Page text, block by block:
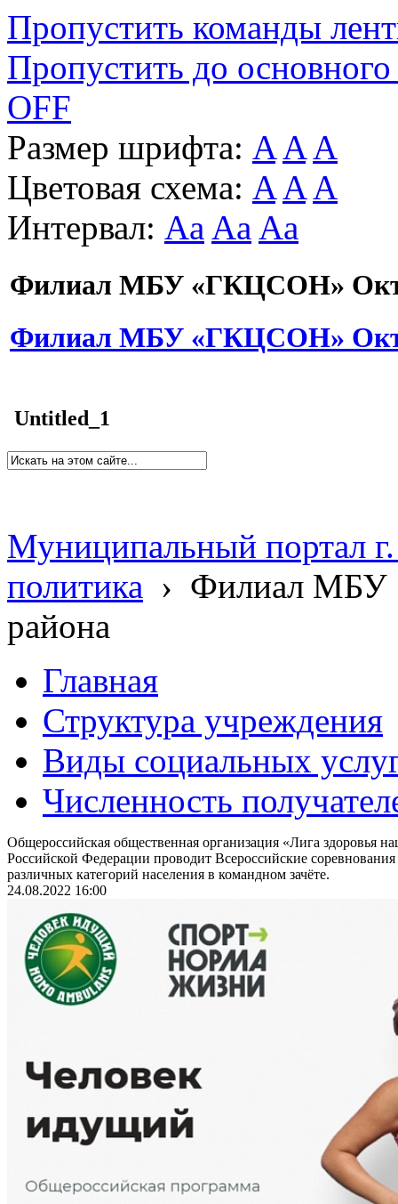
Пропустить команды
Пропустить до основного
OFF
Размер шрифта: A A A
Цветовая схема: A A A
Интервал: Aa Aa Aa
Филиал МБУ «ГКЦСОН»
Филиал МБУ «ГКЦСОН»
Untitled_1
Муниципальный портал
политика › Филиал МБУ
района
Главная
Структура учреждения
Виды социальных
Численность
Общероссийская общественная организация «Лига здоровья
Российской Федерации проводит Всероссийские
различных категорий населения в командном зачёте.
24.08.2022 16:00